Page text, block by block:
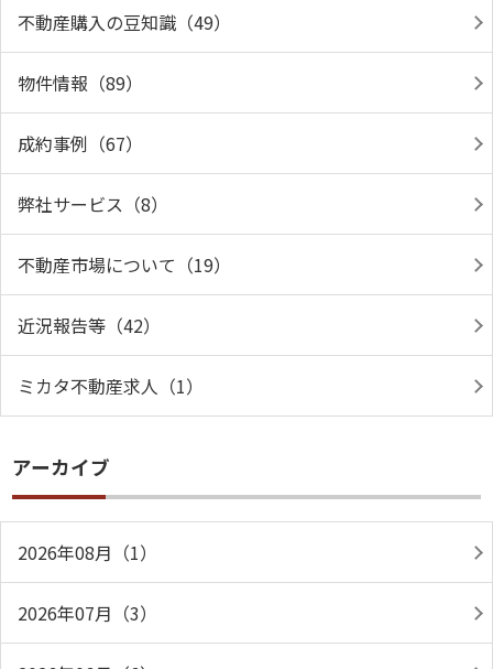
不動産購入の豆知識（49）
物件情報（89）
成約事例（67）
弊社サービス（8）
不動産市場について（19）
近況報告等（42）
ミカタ不動産求人（1）
アーカイブ
2026年08月（1）
2026年07月（3）